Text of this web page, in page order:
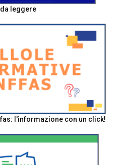
leggere
l'informazione con un click!